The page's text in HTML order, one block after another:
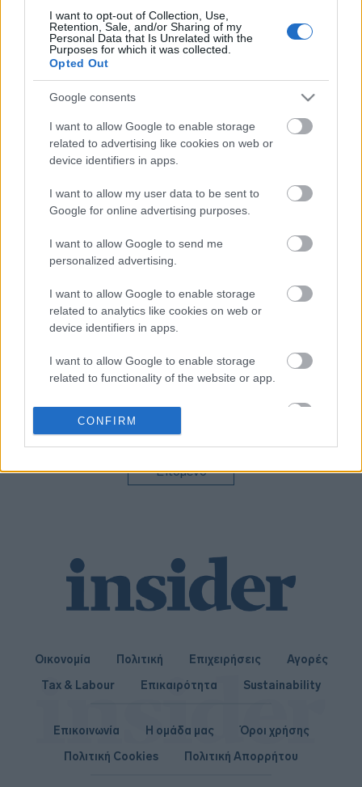
I want to opt-out of Collection, Use,
Retention, Sale, and/or Sharing of my
Personal Data that Is Unrelated with the
Purposes for which it was collected.
Opted Out
Google consents
I want to allow Google to enable storage
related to advertising like cookies on web or
device identifiers in apps.
I want to allow my user data to be sent to
Google for online advertising purposes.
I want to allow Google to send me
personalized advertising.
I want to allow Google to enable storage
related to analytics like cookies on web or
device identifiers in apps.
I want to allow Google to enable storage
related to functionality of the website or app.
I want to allow Google to enable storage
related to personalization.
related to security, including authentication
CONFIRM
Θεσσαλονίκη: Στα
χέρια της ΕΛΑΣ
τέσσερις οδηγοί που
οδηγούσαν υπό την
«Διεγερτικά την ημέρα,
αγχολυτικά και αλκοόλ
Ουίσκι: Το καλύτερο
Η κατανάλωση αλκοόλ
θα περιοριστεί μέσα
στην επόμενη
δεκαετία, σύμφωνα με
Επόμενο
Οικονομία Πολιτική Επιχειρήσεις
Αγορές
Tax & Labour
Επικαιρότητα Sustainability
Επικοινωνία Η ομάδα μας
Όροι χρήσης
Πολιτική Cookies
Πολιτική Απορρήτου